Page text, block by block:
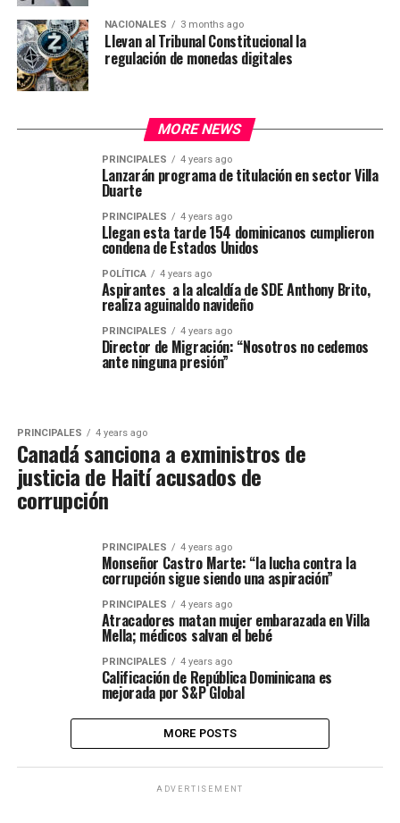
NACIONALES 3 months ago
Llevan al Tribunal Constitucional la
regulación de monedas digitales
MORE NEWS
PRINCIPALES 4 years ago
Lanzarán programa de titulación en sector Villa
Duarte
PRINCIPALES 4 years ago
Llegan esta tarde 154 dominicanos cumplieron
condena de Estados Unidos
POLÍTICA 4 years ago
Aspirantes a la alcaldía de SDE Anthony Brito,
realiza aguinaldo navideño
PRINCIPALES 4 years ago
Director de Migración: “Nosotros no cedemos
ante ninguna presión”
PRINCIPALES 4 years ago
Canadá sanciona a exministros de
justicia de Haití acusados de
corrupción
PRINCIPALES 4 years ago
Monseñor Castro Marte: “la lucha contra la
corrupción sigue siendo una aspiración”
PRINCIPALES 4 years ago
Atracadores matan mujer embarazada en Villa
Mella; médicos salvan el bebé
PRINCIPALES 4 years ago
Calificación de República Dominicana es
mejorada por S&P Global
MORE POSTS
ADVERTISEMENT